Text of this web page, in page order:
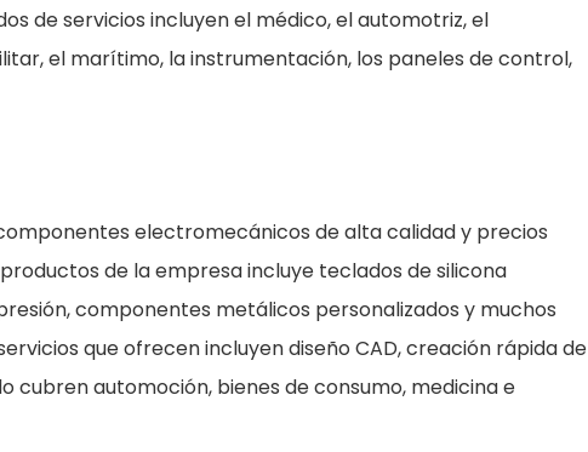
de servicios incluyen el médico, el automotriz, el
el marítimo, la instrumentación, los paneles de control,
electromecánicos de alta calidad y precios
de la empresa incluye teclados de silicona
componentes metálicos personalizados y muchos
que ofrecen incluyen diseño CAD, creación rápida de
cubren automoción, bienes de consumo, medicina e